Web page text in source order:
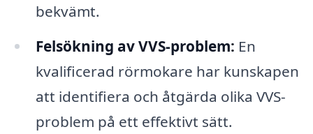
bekvämt.
Felsökning av VVS-problem: En
kvalificerad rörmokare har kunskapen
att identifiera och åtgärda olika VVS-
problem på ett effektivt sätt.